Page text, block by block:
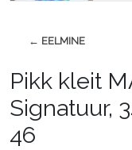
← EELMINE
Pikk kleit
Signatuur,
46